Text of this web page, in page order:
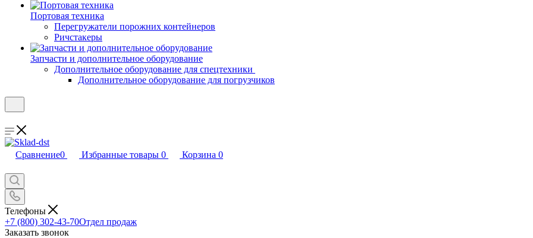
Портовая техника
Перегружатели порожних контейнеров
Ричстакеры
Запчасти и дополнительное оборудование
Дополнительное оборудование для спецтехники
Дополнительное оборудование для погрузчиков
Сравнение0 Избранные товары 0 Корзина 0
Телефоны
+7 (800) 302-43-70Отдел продаж
Заказать звонок